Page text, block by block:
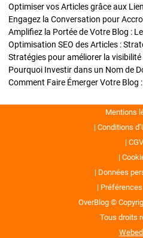
Optimiser vos Articles grâce aux
Engagez la Conversation pour
Amplifiez la Portée de Votre Blog :
Mentions
Conditions
CGV
Données
OverBlog ©
Tous droits